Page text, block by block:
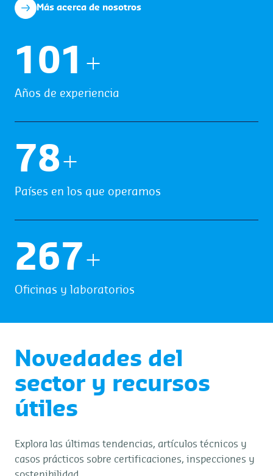
Más acerca de nosotros
103 +
Años de experiencia
79+
Países en los que operamos
272+
Oficinas y laboratorios
Novedades del
sector y recursos
útiles
Explora las últimas tendencias, artículos técnicos y
casos prácticos sobre certificaciones, inspecciones y